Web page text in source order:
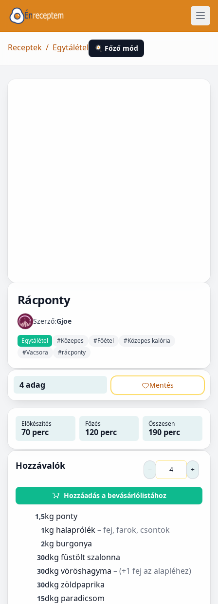
Receptek / Egytálétel 🍳 Főző mód
Rácponty
Szerző:Gjoe
Egytálétel #Közepes #Főétel
#Közepes kalória
#Vacsora
#rácponty
4 adag Mentés
Előkészítés
70 perc
Főzés
120 perc
Összesen
190 perc
Hozzávalók − +
Hozzáadás a bevásárlólistához
1,5kg ponty
1kg halaprólék– fej, farok, csontok
2kg burgonya
30dkg füstölt szalonna
30dkg vöröshagyma – (+1 fej az alapléhez)
30dkg zöldpaprika
15dkg paradicsom